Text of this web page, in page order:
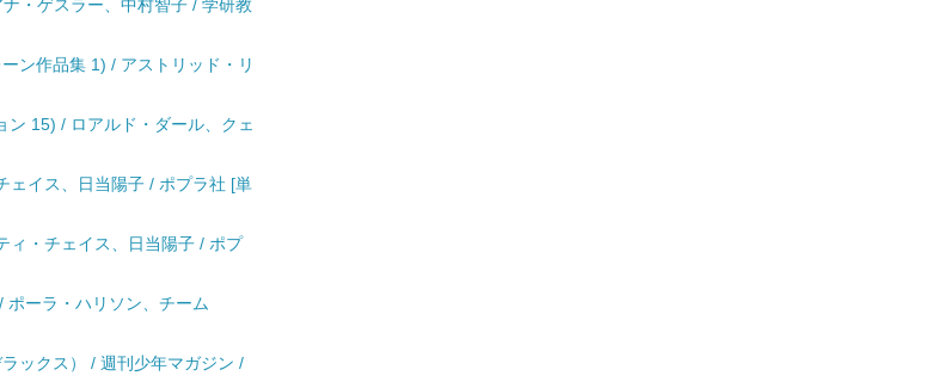
・ゲスラー、中村智子 / 学研教
ン作品集 1) / アストリッド・リ
15) / ロアルド・ダール、クェ
ェイス、日当陽子 / ポプラ社 [単
ィ・チェイス、日当陽子 / ポプ
ーラ・ハリソン、チーム
ックス） / 週刊少年マガジン /